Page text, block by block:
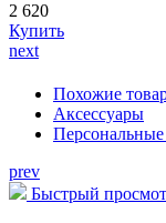
2 620
Купить
next
Похожие
Аксессуары
prev
Быстрый